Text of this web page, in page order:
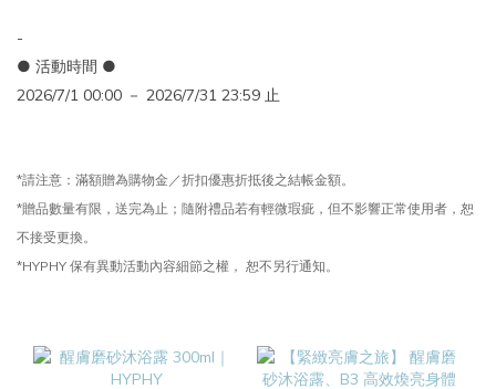
-
● 活動時間 ●
2026/7/1 00:00 － 2026/7/31 23:59 止
*請注意：滿額贈為購物金／折扣優惠折抵後之結帳金額。
*贈品數量有限，送完為止； 隨附禮品若有輕微瑕疵，但不影響正常使用者，恕
不接受更換。
*HYPHY 保有異動活動內容細節之權， 恕不另行通知。